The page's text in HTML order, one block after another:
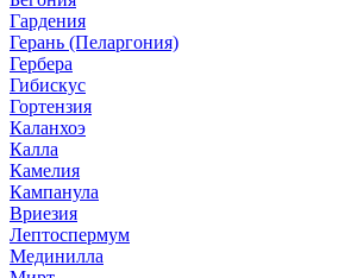
Гардения
Герань (Пеларгония)
Гербера
Гибискус
Гортензия
Каланхоэ
Калла
Камелия
Кампанула
Вриезия
Лептоспермум
Мединилла